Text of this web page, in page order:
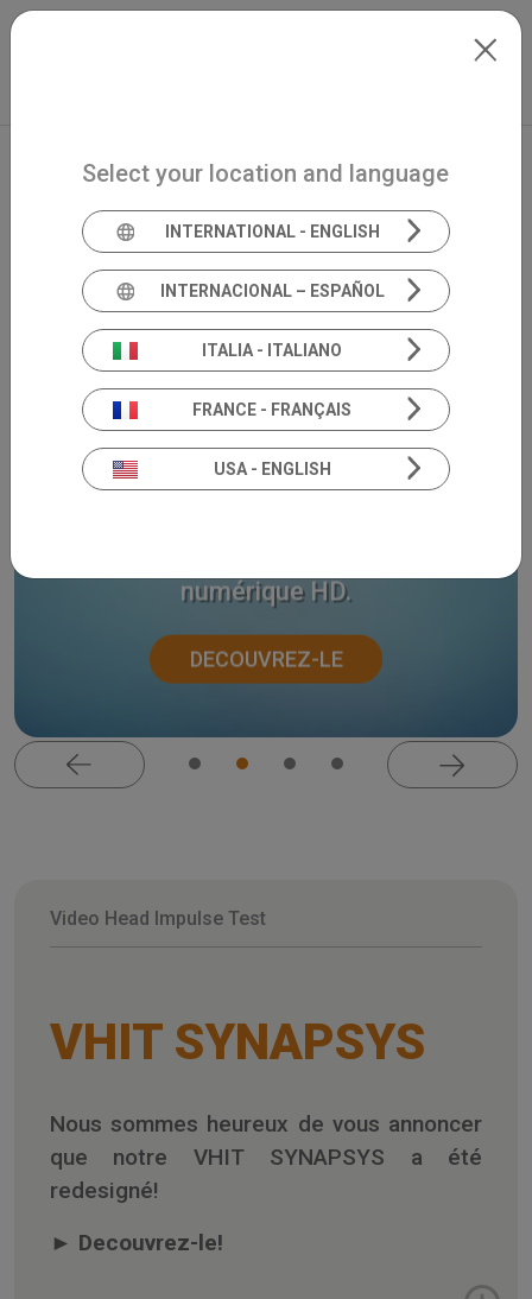
Skip to main content
numérique HD.
DECOUVREZ-LE
Video Head Impulse Test
VHIT SYNAPSYS
Nous sommes heureux de vous annoncer
que notre VHIT SYNAPSYS a été
redesigné!
► Decouvrez-le!
Select your location and language
INTERNATIONAL - ENGLISH
INTERNACIONAL – ESPAÑOL
ITALIA - ITALIANO
FRANCE - FRANÇAIS
USA - ENGLISH